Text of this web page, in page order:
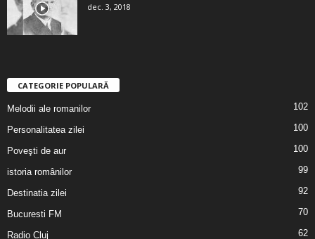
dec. 3, 2018
CATEGORIE POPULARĂ
Melodii ale romanilor 102
Personalitatea zilei 100
Poveşti de aur 100
istoria românilor 99
Destinatia zilei 92
Bucuresti FM 70
Radio Cluj 62